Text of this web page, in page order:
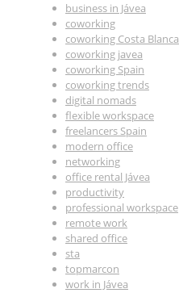
business in Jávea
coworking
coworking Costa Blanca
coworking javea
coworking Spain
coworking trends
digital nomads
flexible workspace
freelancers Spain
modern office
networking
office rental Jávea
productivity
professional workspace
remote work
shared office
sta
topmarcon
work in Jávea